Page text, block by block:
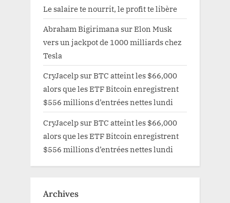
Le salaire te nourrit, le profit te libère
Abraham Bigirimana surElon Musk
vers un jackpot de 1000 milliards chez
Tesla
CryJacelp surBTC atteint les $66,000
alors que les ETF Bitcoin enregistrent
$556 millions d’entrées nettes lundi
CryJacelp surBTC atteint les $66,000
alors que les ETF Bitcoin enregistrent
$556 millions d’entrées nettes lundi
Archives